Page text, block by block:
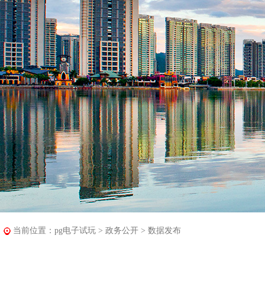
当前位置： pg电子试玩 > 政务公开 > 数据发布